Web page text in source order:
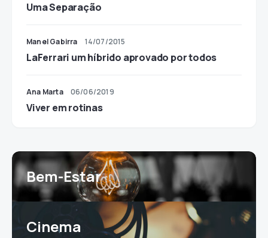
Uma Separação
Manel Gabirra 14/07/2015
LaFerrari um híbrido aprovado por todos
Ana Marta 06/06/2019
Viver em rotinas
Bem-Estar
Cinema